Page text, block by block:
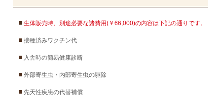
生体販売時、別途必要な諸費用(￥66,000)の内容は下記の通りです。
接種済みワクチン代
入舎時の簡易健康診断
外部寄生虫・内部寄生虫の駆除
先天性疾患の代替補償